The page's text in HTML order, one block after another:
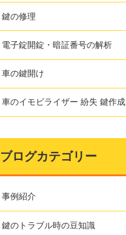
鍵の修理
電子錠開錠・暗証番号の解析
車の鍵開け
車のイモビライザー 紛失 鍵作成
ブログカテゴリー
事例紹介
鍵のトラブル時の豆知識